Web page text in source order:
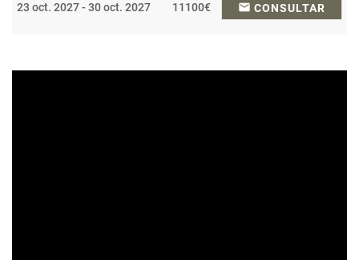
23 oct. 2027 - 30 oct. 2027 11100€ email CONSULTAR